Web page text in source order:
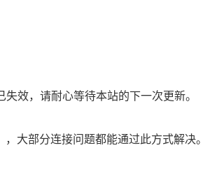
效，请耐心等待本站的下一次更新。
大部分连接问题都能通过此方式解决。